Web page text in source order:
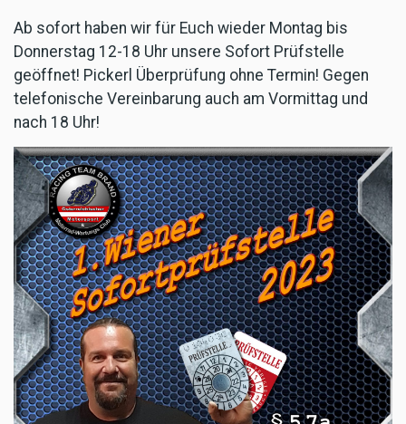
Ab sofort haben wir für Euch wieder Montag bis
Donnerstag 12-18 Uhr unsere Sofort Prüfstelle
geöffnet! Pickerl Überprüfung ohne Termin! Gegen
telefonische Vereinbarung auch am Vormittag und
nach 18 Uhr!